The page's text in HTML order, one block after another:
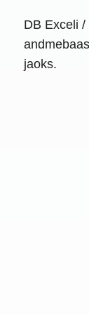
DB Exceli
jaoks.